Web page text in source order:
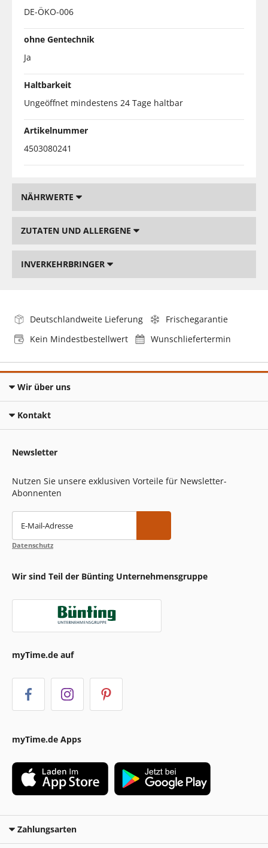
DE-ÖKO-006
ohne Gentechnik
Ja
Haltbarkeit
Ungeöffnet mindestens 24 Tage haltbar
Artikelnummer
4503080241
NÄHRWERTE
ZUTATEN UND ALLERGENE
INVERKEHRBRINGER
Deutschlandweite Lieferung
Frischegarantie
Kein Mindestbestellwert
Wunschliefertermin
Wir über uns
Kontakt
Newsletter
Nutzen Sie unsere exklusiven Vorteile für Newsletter-
Abonnenten
E-Mail-Adresse
Datenschutz
Wir sind Teil der Bünting Unternehmensgruppe
myTime.de auf
myTime.de Apps
Zahlungsarten